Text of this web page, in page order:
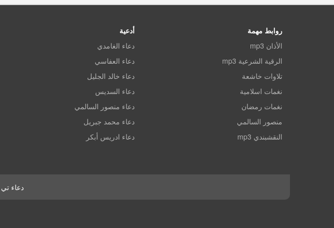
روابط مهمة
الأذان mp3
الرقية الشرعية mp3
تلاوات خاشعة
نغمات اسلامية
نغمات رمضان
منصور السالمي
النقشبندي mp3
أدعية
دعاء الغامدي
دعاء العفاسي
دعاء خالد الجليل
دعاء السديس
دعاء منصور السالمي
دعاء محمد جبريل
دعاء ادريس أبكر
دعاء تي